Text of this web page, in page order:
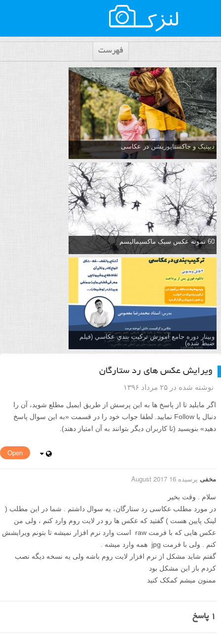
فهرست
دیپتیک و جاکستا‌پوزیشن در عکاسی
60 نمونه عکس سبک ماکسیمالیسم
وبینار دوره جامع آموزش تركيب بندي عكاسي (فیلم
ضبط شده)
ویرایش عکس های رد ستارگان
نوشته شده در ۲۵ مرداد ۱۳۹۶
اگر مایلید تا از پاسخ ها به این پرسش از طریق ایمیل مطلع شوید، آن را
دنبال یا Follow نمایید. لطفا جواب خود را در قسمت «به این سوال پاسخ
دهید» بنویسید (تا کاربران دیگر بتوانند به آن امتیاز دهند).
Open
مخفی پرسیده 16 August 2017
سلام . وقت بخیر
در مورد مطلب عکاسی رد ستارگان، یه سوال داشتم . شما در این مطلب (
لینک پایین هست ) گفتید که عکس ها رو در لایت روم وارد کنم ، ولی من
عکس هایی که با فرمت raw است وارد نرم افزار نمیشه تا بتونم ویرایشش
کنم . ولی با فرمت jpg همه وارد میشه .
گفتم شاید مشکل از نرم افزار لایت روم باشه ولی یه نسخه دیگه نصب
کردم باز این مشکل بود
ممنون میشم کمکک کنید
1 پاسخ